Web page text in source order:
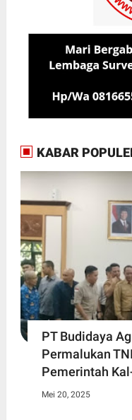
KABAR
PT Budidaya
Permalukan
Pemerintah
Mei 20, 2025